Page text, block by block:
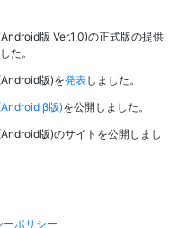
版 Ver.1.0)の正式版の提供
た。
版)を発表しました。
β版)を公開しました。
版)のサイトを公開しまし
ーポリシー